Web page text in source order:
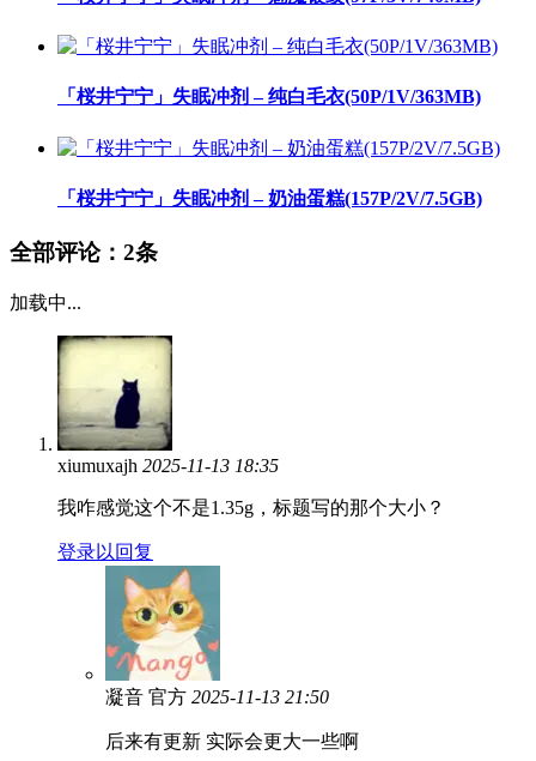
「桜井宁宁」失眠冲剂 – 纯白毛衣(50P/1V/363MB)
「桜井宁宁」失眠冲剂 – 奶油蛋糕(157P/2V/7.5GB)
全部评论： 2条
加载中...
xiumuxajh 2025-11-13 18:35
我咋感觉这个不是1.35g，标题写的那个大小？
登录以回复
凝音 官方 2025-11-13 21:50
后来有更新 实际会更大一些啊